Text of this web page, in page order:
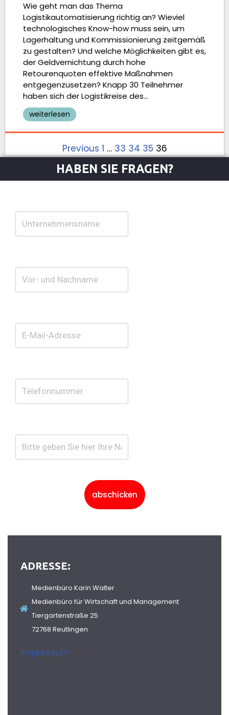
Wie geht man das Thema
Logistikautomatisierung richtig an? Wieviel
technologisches Know-how muss sein, um
Lagerhaltung und Kommissionierung zeitgemäß
zu gestalten? Und welche Möglichkeiten gibt es,
der Geldvernichtung durch hohe
Retourenquoten effektive Maßnahmen
entgegenzusetzen? Knapp 30 Teilnehmer
haben sich der Logistikreise des…
weiterlesen
Previous 1 … 33 34 35 36
HABEN SIE FRAGEN?
abschicken
ADRESSE:
Medienbüro Karin Walter
Medienbüro für Wirtschaft und Management
Tiergartenstraße 25
72768 Reutlingen
Impressum